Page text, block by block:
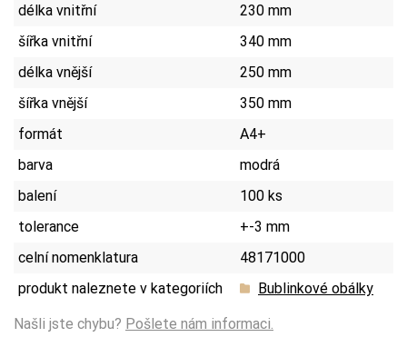
délka vnitřní
230 mm
šířka vnitřní
340 mm
délka vnější
250 mm
šířka vnější
350 mm
formát
A4+
barva
modrá
balení
100 ks
tolerance
+-3 mm
celní nomenklatura
48171000
produkt naleznete v kategoriích
Bublinkové obálky
Našli jste chybu? Pošlete nám informaci.